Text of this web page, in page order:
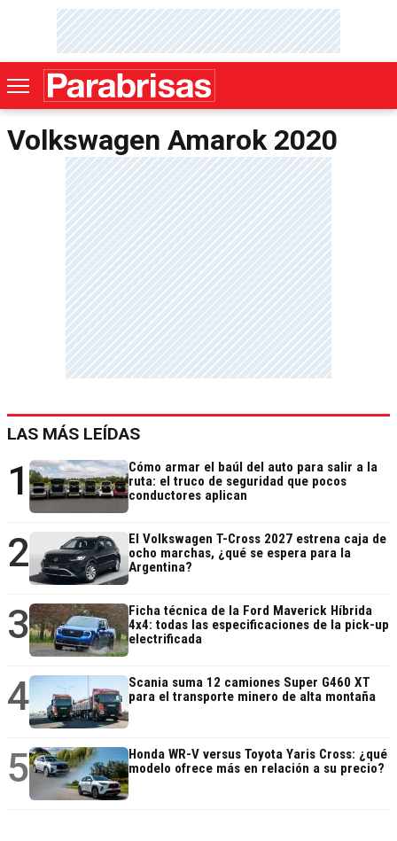
Volkswagen Amarok 2020
LAS MÁS LEÍDAS
1
Cómo armar el baúl del auto para salir a la
ruta: el truco de seguridad que pocos
conductores aplican
2
El Volkswagen T-Cross 2027 estrena caja de
ocho marchas, ¿qué se espera para la
Argentina?
3
Ficha técnica de la Ford Maverick Híbrida
4x4: todas las especificaciones de la pick-up
electrificada
4
Scania suma 12 camiones Super G460 XT
para el transporte minero de alta montaña
5
Honda WR-V versus Toyota Yaris Cross: ¿qué
modelo ofrece más en relación a su precio?